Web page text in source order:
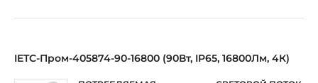
IETC-Пром-405874-90-16800 (90Вт, IP65, 16800Лм, 4К)